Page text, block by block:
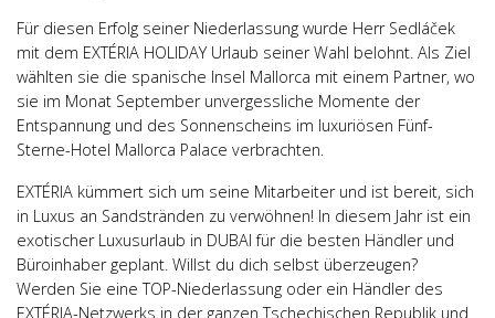
Für diesen Erfolg seiner Niederlassung wurde Herr Sedláček
mit dem EXTÉRIA HOLIDAY Urlaub seiner Wahl belohnt. Als Ziel
wählten sie die spanische Insel Mallorca mit einem Partner, wo
sie im Monat September unvergessliche Momente der
Entspannung und des Sonnenscheins im luxuriösen Fünf-
Sterne-Hotel Mallorca Palace verbrachten.
EXTÉRIA kümmert sich um seine Mitarbeiter und ist bereit, sich
in Luxus an Sandstränden zu verwöhnen! In diesem Jahr ist ein
exotischer Luxusurlaub in DUBAI für die besten Händler und
Büroinhaber geplant. Willst du dich selbst überzeugen?
Werden Sie eine TOP-Niederlassung oder ein Händler des
EXTÉRIA-Netzwerks in der ganzen Tschechischen Republik und